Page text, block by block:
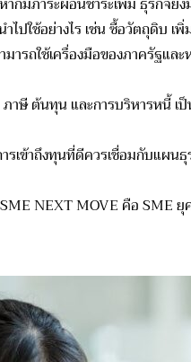
ไปใช้อย่างไร เช่น ซื้อวัตถุดิบ
ารถใช้เครื่องมือของภาครัฐและ
ษี ต้นทุน และการบริหารหนี้ เ
รเข้าถึงทุนที่ดีควรเชื่อมกับแผนธุ
NEXT MOVE คือ SME ยุ